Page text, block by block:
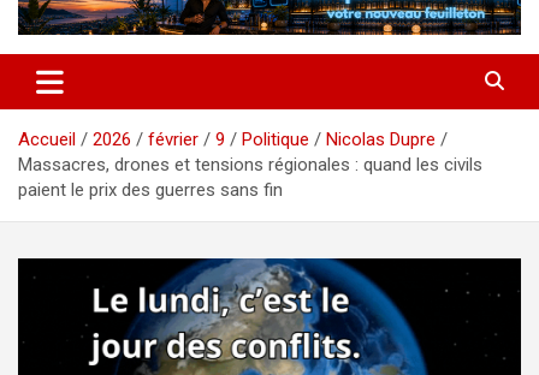
Accueil 2026 février 9 Politique
Nicolas Dupre
Massacres, drones et tensions régionales : quand les civils
paient le prix des guerres sans fin